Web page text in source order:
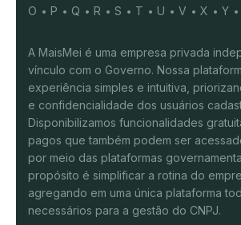
O
P Q R S T U V X Y
A MaisMei é uma empresa privada
vínculo com o Governo. Nossa
experiência simples e intuitiva,
e confidencialidade dos usuários
Disponibilizamos funcionalidades
pagos que também podem ser
por meio das plataformas
propósito é simplificar a rotina do
agregando em uma única plataforma
necessários para a gestão do CNPJ.